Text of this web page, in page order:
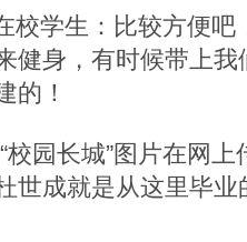
校学生：比较方便
健身，有时候带上
的！
园长城”图片在网
世成就是从这里毕